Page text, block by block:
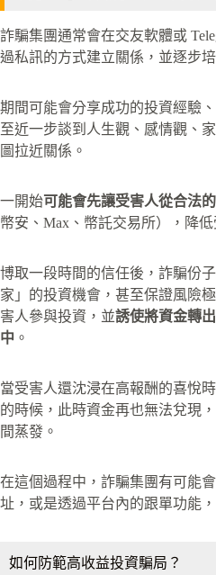
詐騙集團通常會在交友軟體或
過私訊的方式建立關係，並逐步
期間可能會分享成功的投資經驗
至近一步談到人生觀、感情觀、
圖拉近關係。
一開始可能會先讓受害人從合法
幣安、Max、幣託交易所），降低
博取一段時間的信任後，詐騙份
家」的投資機會，甚至保證風險
害人參與投資，並誘使將資金轉
中 。
當受害人還沈浸在高報酬的喜悅
的時候，此時資金再也無法兌現
間蒸發。
在這個過程中，詐騙集團有可能
址，或是透過平台內的跟單功能
如何防範高收益投資騙局？